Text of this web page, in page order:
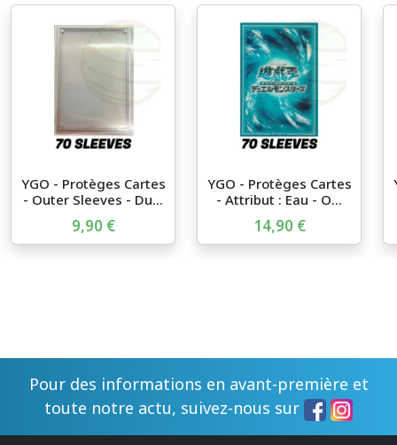
YGO - Protèges Cartes
- Outer Sleeves - Du...
9,90 €
YGO - Protèges Cartes
- Attribut : Eau - O...
14,90 €
Pour des informations en avant-première et
toute notre actu, suivez-nous sur